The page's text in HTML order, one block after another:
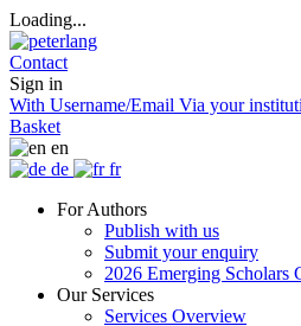
Loading...
Contact
Sign in
With Username/Email Via your
Basket
en
de
fr
For Authors
Publish with us
Submit your enquiry
2026 Emerging Scholars
Our Services
Services Overview